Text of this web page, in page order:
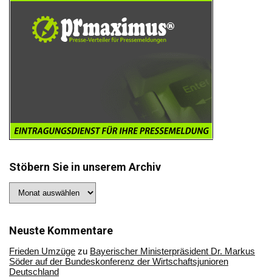
Stöbern Sie in unserem Archiv
Sie
Archiv
Neuste Kommentare
Frieden Umzüge zu Bayerischer Ministerpräsident Dr. Markus
Söder auf der Bundeskonferenz der Wirtschaftsjunioren
Deutschland